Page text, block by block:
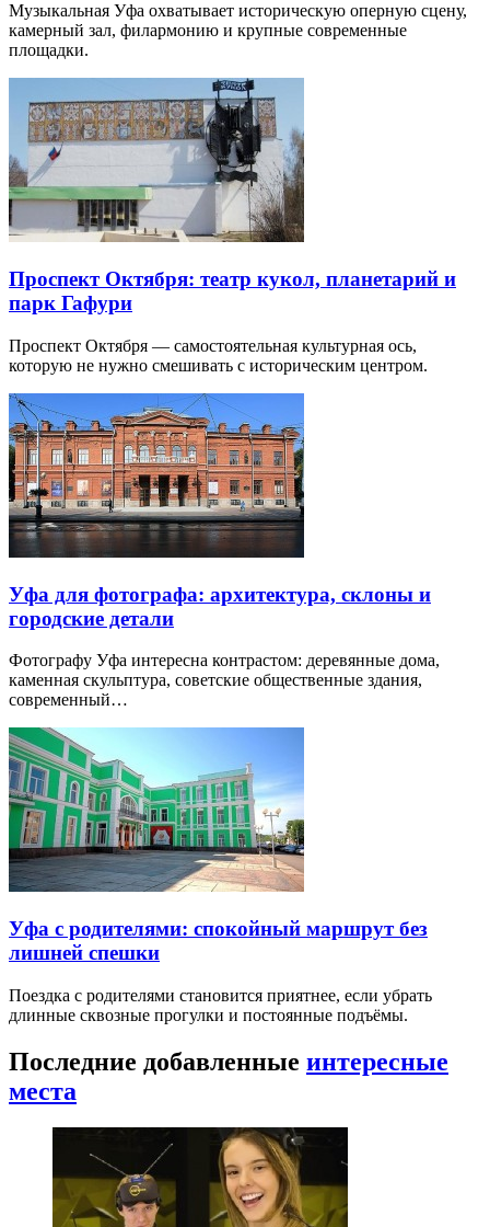
Музыкальная Уфа охватывает историческую оперную сцену,
камерный зал, филармонию и крупные современные
площадки.
Проспект Октября: театр кукол, планетарий и
парк Гафури
Проспект Октября — самостоятельная культурная ось,
которую не нужно смешивать с историческим центром.
Уфа для фотографа: архитектура, склоны и
городские детали
Фотографу Уфа интересна контрастом: деревянные дома,
каменная скульптура, советские общественные здания,
современный…
Уфа с родителями: спокойный маршрут без
лишней спешки
Поездка с родителями становится приятнее, если убрать
длинные сквозные прогулки и постоянные подъёмы.
Последние добавленные интересные
места